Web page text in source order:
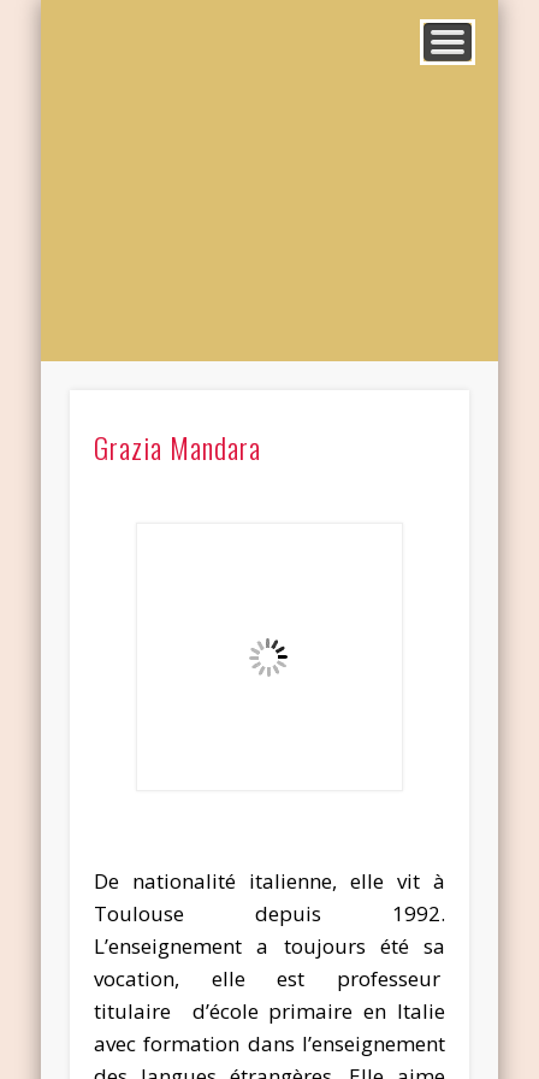
Grazia Mandara
De nationalité italienne, elle vit à
Toulouse depuis 1992.
L’enseignement a toujours été sa
vocation, elle est professeur
titulaire d’école primaire en Italie
avec formation dans l’enseignement